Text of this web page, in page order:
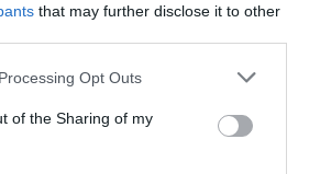
that may further disclose it to other
website/app uses one or more Google
or usage behaviour. You may click to
to Google and its third-party tags to
specified purposes in below Google
Opt Outs
of the Sharing of my